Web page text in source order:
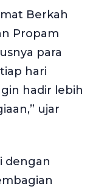
Berkah
Propam
para
hari
hadir lebih
ujar
dengan